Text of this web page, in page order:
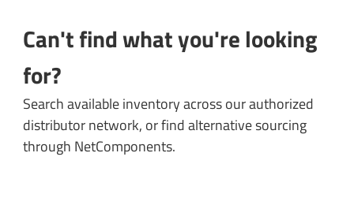
Can't find what you're looking
for?
Search available inventory across our authorized
distributor network, or find alternative sourcing
through NetComponents.